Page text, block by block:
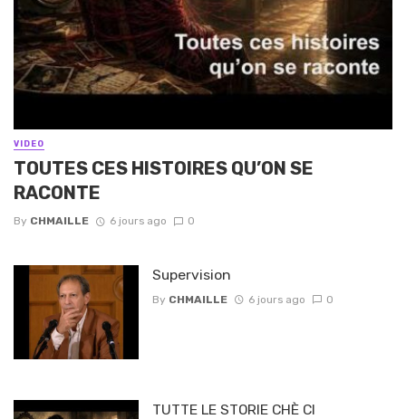
VIDEO
TOUTES CES HISTOIRES QU’ON SE
RACONTE
By CHMAILLE 6 jours ago 0
Supervision
By CHMAILLE 6 jours ago 0
TUTTE LE STORIE CHÈ CI